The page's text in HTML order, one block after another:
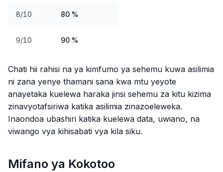
8/10 80 %
9/10 90 %
Chati hii rahisi na ya kimfumo ya sehemu kuwa asilimia
ni zana yenye thamani sana kwa mtu yeyote
anayetaka kuelewa haraka jinsi sehemu za kitu kizima
zinavyotafsiriwa katika asilimia zinazoeleweka.
Inaondoa ubashiri katika kuelewa data, uwiano, na
viwango vya kihisabati vya kila siku.
Mifano ya Kokotoo